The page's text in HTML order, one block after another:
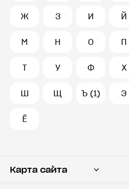
Ж З И Й
М Н О П
Т У Ф Х
Ш Щ Ъ (1) Э
Ё
Карта сайта